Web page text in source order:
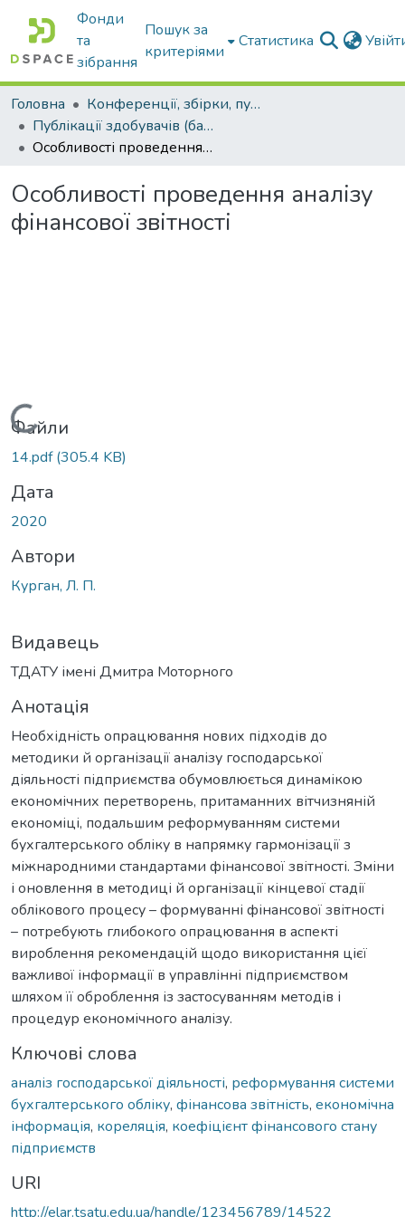
Фонди
та
зібрання
Пошук за
критеріями
Статистика
Головна
Конференції, збірки, публікації молодих вчених і здобувачів : магістрів, бакалаврів, аспірантів.
Публікації здобувачів (бакалаврів. магістрів, аспірантів)
Особливості проведення аналізу фінансової звітності
Особливості проведення аналізу
фінансової звітності
Вантажиться...
Файли
14.pdf(305.4 KB)
Дата
2020
Автори
Курган, Л. П.
Видавець
ТДАТУ імені Дмитра Моторного
Анотація
Необхідність опрацювання нових підходів до
методики й організації аналізу господарської
діяльності підприємства обумовлюється динамікою
економічних перетворень, притаманних вітчизняній
економіці, подальшим реформуванням системи
бухгалтерського обліку в напрямку гармонізації з
міжнародними стандартами фінансової звітності. Зміни
і оновлення в методиці й організації кінцевої стадії
облікового процесу – формуванні фінансової звітності
– потребують глибокого опрацювання в аспекті
вироблення рекомендацій щодо використання цієї
важливої інформації в управлінні підприємством
шляхом її оброблення із застосуванням методів і
процедур економічного аналізу.
Ключові слова
аналіз господарської діяльності, реформування системи
бухгалтерського обліку, фінансова звітність, економічна
інформація, кореляція, коефіцієнт фінансового стану
підприємств
URI
http://elar.tsatu.edu.ua/handle/123456789/14522